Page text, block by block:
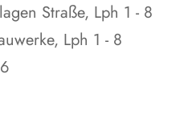
Straße, Lph 1 - 8
Lph 1 - 8